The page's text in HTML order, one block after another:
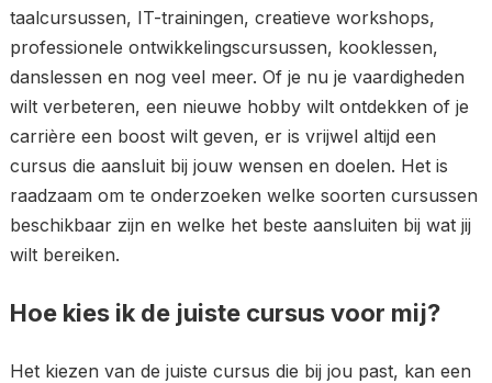
taalcursussen, IT-trainingen, creatieve workshops,
professionele ontwikkelingscursussen, kooklessen,
danslessen en nog veel meer. Of je nu je vaardigheden
wilt verbeteren, een nieuwe hobby wilt ontdekken of je
carrière een boost wilt geven, er is vrijwel altijd een
cursus die aansluit bij jouw wensen en doelen. Het is
raadzaam om te onderzoeken welke soorten cursussen
beschikbaar zijn en welke het beste aansluiten bij wat jij
wilt bereiken.
Hoe kies ik de juiste cursus voor mij?
Het kiezen van de juiste cursus die bij jou past, kan een